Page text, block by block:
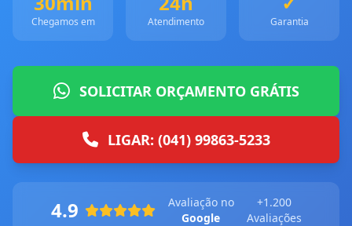
Chegamos em Atendimento Garantia
SOLICITAR ORÇAMENTO GRÁTIS
LIGAR: (041) 99863-5233
4.9
Avaliação no
Google
+1.200
Avaliações